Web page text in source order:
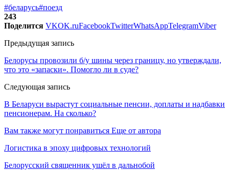
#беларусь#поезд
243
Поделится VKOK.ruFacebookTwitterWhatsAppTelegramViber
Предыдущая запись
Белорусы провозили б/у шины через границу, но утверждали,
что это «запаски». Помогло ли в суде?
Следующая запись
В Беларуси вырастут социальные пенсии, доплаты и надбавки
пенсионерам. На сколько?
Вам также могут понравиться Еще от автора
Логистика в эпоху цифровых технологий
Белорусский священник ушёл в дальнобой